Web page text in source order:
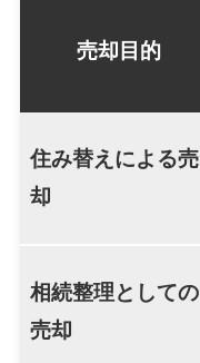
売却目的
住み替えによる売
却
相続整理としての
売却